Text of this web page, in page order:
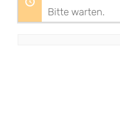
Bitte warten.